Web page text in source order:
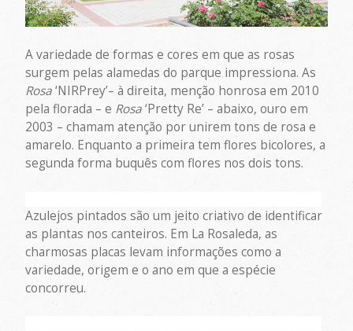
A variedade de formas e cores em que as rosas
surgem pelas alamedas do parque impressiona. As
Rosa‘NIRPrey’– à direita, menção honrosa em 2010
pela florada – e Rosa‘Pretty Re’ – abaixo, ouro em
2003 – chamam atenção por unirem tons de rosa e
amarelo. Enquanto a primeira tem flores bicolores, a
segunda forma buquês com flores nos dois tons.
Azulejos pintados são um jeito criativo de identificar
as plantas nos canteiros. Em La Rosaleda, as
charmosas placas levam informações como a
variedade, origem e o ano em que a espécie
concorreu.